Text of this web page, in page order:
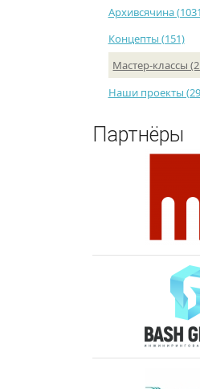
Архивсячина
Концепты (151)
Мастер-классы
Наши проекты
Партнёры